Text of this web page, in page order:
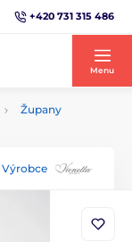
+420 731 315 486
Menu
Župany
Výrobce